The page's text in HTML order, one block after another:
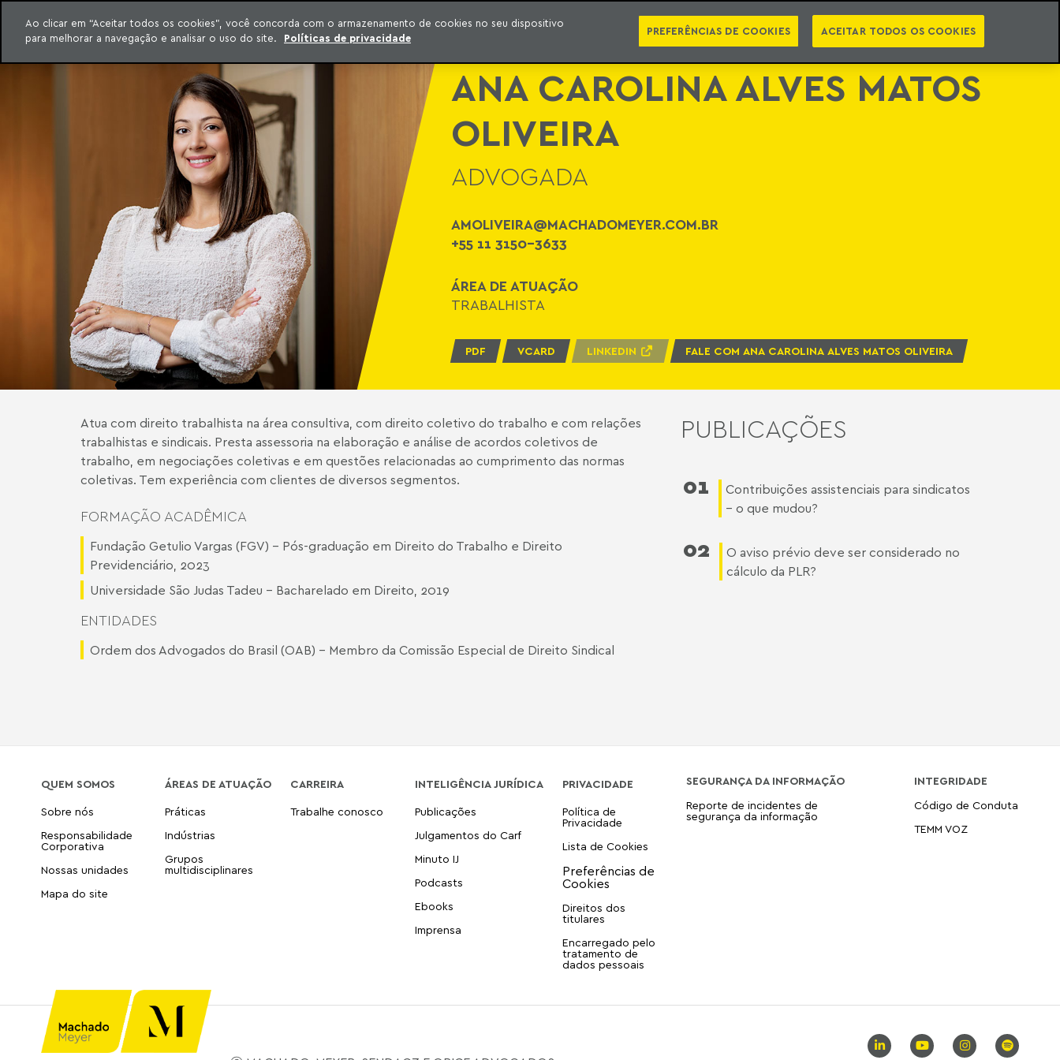
para o conteúdo
Meyer
QUEM SOMOS ÁREAS DE ATUAÇÃO ADVOGADOS PRÊMIOS E RECONHECIMENTOS CONTATO NEWSLETTER PT EN INTELIGÊNCIA JURÍDICA
ANA CAROLINA ALVES MATOS
OLIVEIRA
ADVOGADA
AMOLIVEIRA@MACHADOMEYER.COM.BR
+55 11 3150-3633
ÁREA DE ATUAÇÃO
TRABALHISTA
PDF VCARD LINKEDIN FALE COM ANA CAROLINA ALVES MATOS OLIVEIRA
Atua com direito trabalhista na área consultiva, com direito coletivo do trabalho e com relações
trabalhistas e sindicais. Presta assessoria na elaboração e análise de acordos coletivos de
trabalho, em negociações coletivas e em questões relacionadas ao cumprimento das normas
coletivas. Tem experiência com clientes de diversos segmentos.
FORMAÇÃO ACADÊMICA
Fundação Getulio Vargas (FGV) - Pós-graduação em Direito do Trabalho e Direito
Previdenciário, 2023
Universidade São Judas Tadeu - Bacharelado em Direito, 2019
ENTIDADES
Ordem dos Advogados do Brasil (OAB) - Membro da Comissão Especial de Direito Sindical
PUBLICAÇÕES
01
Contribuições assistenciais para sindicatos
– o que mudou?
02
O aviso prévio deve ser considerado no
cálculo da PLR?
QUEM SOMOS
Sobre nós
Responsabilidade
Corporativa
Nossas unidades
Mapa do site
ÁREAS DE ATUAÇÃO
Práticas
Indústrias
Grupos
multidisciplinares
CARREIRA
Trabalhe conosco
INTELIGÊNCIA JURÍDICA
Publicações
Julgamentos do Carf
Minuto IJ
Podcasts
Ebooks
Imprensa
PRIVACIDADE
Política de
Privacidade
Lista de Cookies
Direitos dos
titulares
Encarregado pelo
tratamento de
dados pessoais
SEGURANÇA DA INFORMAÇÃO
Reporte de incidentes de
segurança da informação
INTEGRIDADE
Código de Conduta
TEMM VOZ
Ao clicar em “Aceitar todos os cookies”, você concorda com o armazenamento de cookies no seu dispositivo
para melhorar a navegação e analisar o uso do site.
Políticas de privacidade
PREFERÊNCIAS DE COOKIES ACEITAR TODOS OS COOKIES